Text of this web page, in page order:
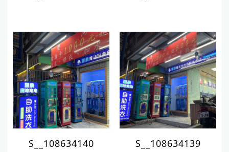
S__108634140 S__108634139